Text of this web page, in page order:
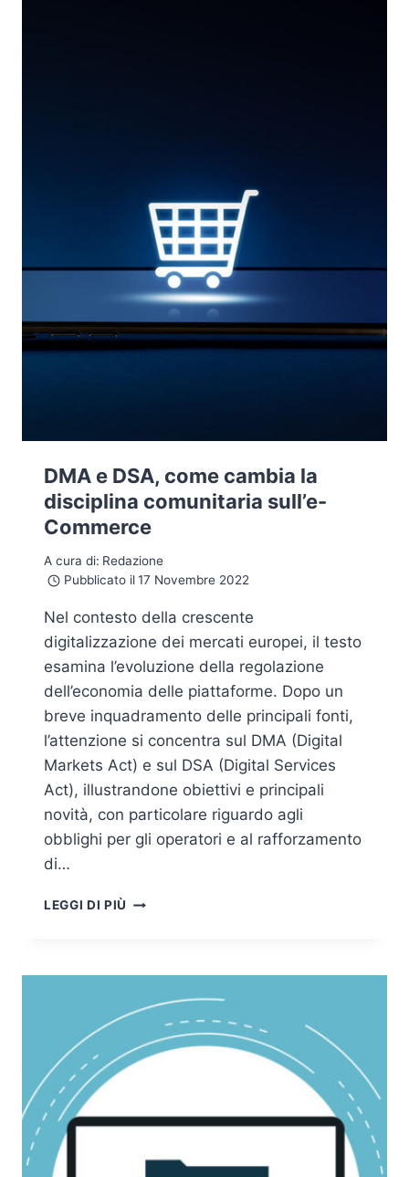
DMA e DSA, come cambia la
disciplina comunitaria sull’e-
Commerce
A cura di: Redazione
Pubblicato il 17 Novembre 2022
Nel contesto della crescente
digitalizzazione dei mercati europei, il testo
esamina l’evoluzione della regolazione
dell’economia delle piattaforme. Dopo un
breve inquadramento delle principali fonti,
l’attenzione si concentra sul DMA (Digital
Markets Act) e sul DSA (Digital Services
Act), illustrandone obiettivi e principali
novità, con particolare riguardo agli
obblighi per gli operatori e al rafforzamento
di…
LEGGI DI PIÙ DMA
CAMBIA
DISCIPLINA
COMUNITARIA
SULL’E-
COMMERCE